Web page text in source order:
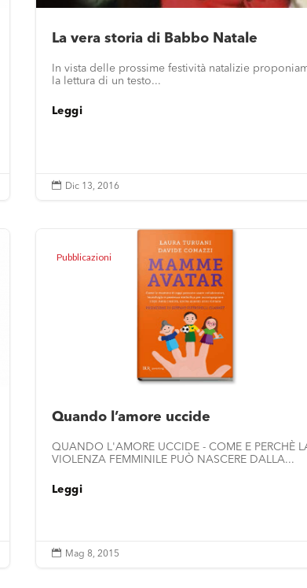
La vera storia di Babbo Natale
In vista delle prossime festività natalizie
la lettura di un testo...
Leggi
 Dic 13, 2016
Pubblicazioni
Quando l’amore uccide
QUANDO L'AMORE UCCIDE - COME E PERCHÈ
VIOLENZA FEMMINILE PUÒ NASCERE DALLA...
Leggi
 Mag 8, 2015